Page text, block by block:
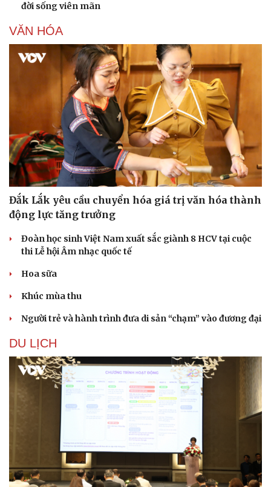
Sân khấu - Điện ảnh
Văn học
Âm nhạc
Di sản
Giải trí
Nghệ sĩ
Thời trang
Sao Việt
đời sống viên mãn
VĂN HÓA
Đắk Lắk yêu cầu chuyển hóa giá trị văn hóa thành
động lực tăng trưởng
Đoàn học sinh Việt Nam xuất sắc giành 8 HCV tại cuộc
thi Lễ hội Âm nhạc quốc tế
Hoa sữa
Khúc mùa thu
Người trẻ và hành trình đưa di sản “chạm” vào đương đại
DU LỊCH